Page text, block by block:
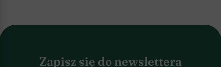
Zapisz się do newslettera